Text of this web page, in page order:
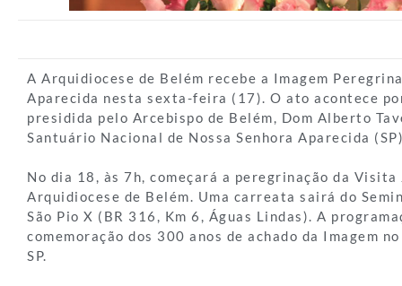
A Arquidiocese de Belém recebe a Imagem
Aparecida nesta sexta-feira (17). O ato acontece
presidida pelo Arcebispo de Belém, Dom Alberto
Santuário Nacional de Nossa Senhora Aparecida
No dia 18, às 7h, começará a peregrinação da
Arquidiocese de Belém. Uma carreata sairá do
São Pio X (BR 316, Km 6, Águas Lindas). A
comemoração dos 300 anos de achado da Imagem
SP.